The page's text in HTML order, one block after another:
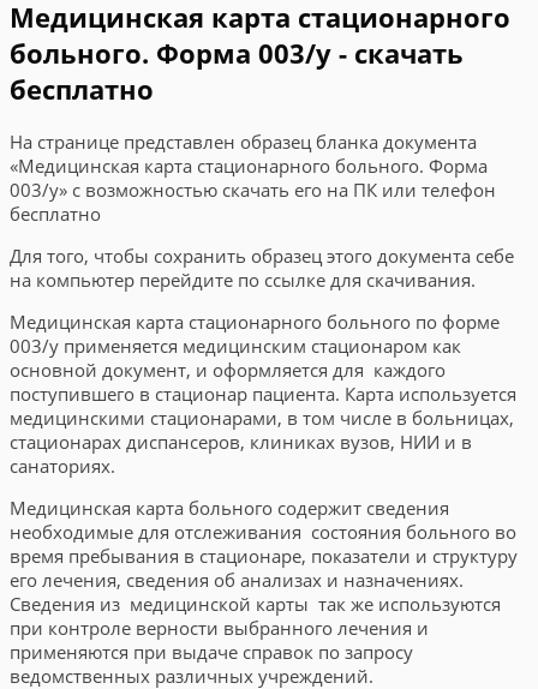
Медицинская карта стационарного
больного. Форма 003/у - скачать
бесплатно
На странице представлен образец бланка документа
«Медицинская карта стационарного больного. Форма
003/у» с возможностью скачать его на ПК или телефон
бесплатно
Для того, чтобы сохранить образец этого документа себе
на компьютер перейдите по ссылке для скачивания.
Медицинская карта стационарного больного по форме
003/у применяется медицинским стационаром как
основной документ, и оформляется для каждого
поступившего в стационар пациента. Карта используется
медицинскими стационарами, в том числе в больницах,
стационарах диспансеров, клиниках вузов, НИИ и в
санаториях.
Медицинская карта больного содержит сведения
необходимые для отслеживания состояния больного во
время пребывания в стационаре, показатели и структуру
его лечения, сведения об анализах и назначениях.
Сведения из медицинской карты так же используются
при контроле верности выбранного лечения и
применяются при выдаче справок по запросу
ведомственных различных учреждений.